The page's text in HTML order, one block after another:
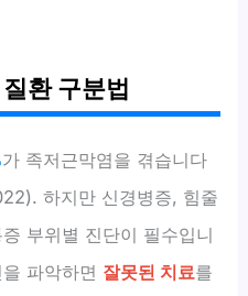
환 구분법
가 족저근막염을 겪습니다
하지만 신경병증, 힘줄
부위별 진단이 필수입니
파악하면 잘못된 치료를